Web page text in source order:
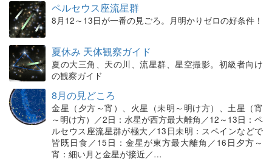
ペルセウス座流星群
8月12～13日が一番の見ごろ。月明かりゼロの好条件！
夏休み 天体観察ガイド
夏の大三角、天の川、流星群、星空撮影。初級者向け
の観察ガイド
8月の見どころ
金星（夕方～宵）、火星（未明～明け方）、土星（宵
～明け方）／2日：水星が西方最大離角／12～13日：ペ
ルセウス座流星群が極大／13日未明：スペインなどで
皆既日食／15日：金星が東方最大離角／16日夕方～
宵：細い月と金星が接近／…